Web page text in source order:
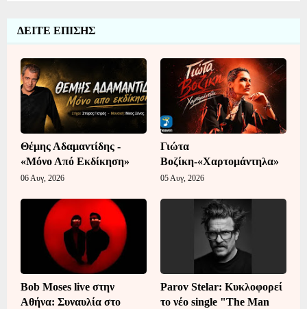
ΔΕΙΤΕ ΕΠΙΣΗΣ
Θέμης Αδαμαντίδης -
«Μόνο Από Εκδίκηση»
06 Αυγ, 2026
Γιώτα
Βοζίκη-«Χαρτομάντηλα»
05 Αυγ, 2026
Bob Moses live στην
Αθήνα: Συναυλία στο
Parov Stelar: Κυκλοφορεί
το νέο single "The Man